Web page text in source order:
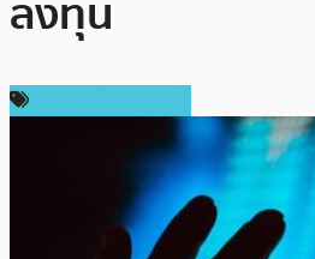
ลงทุน